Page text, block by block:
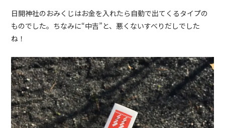
日開神社のおみくじはお金を入れたら自動で出てくるタイプの
ものでした。ちなみに“中吉”と、悪くないすべりだしでした
ね！